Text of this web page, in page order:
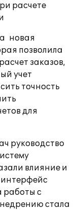
расчете
новая
позволила
заказов,
учет
точность
для
руководство
влияние и
работы с
стала